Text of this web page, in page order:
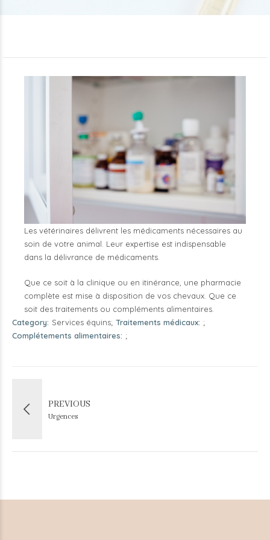
Les vétérinaires délivrent les médicaments nécessaires au
soin de votre animal. Leur expertise est indispensable
dans la délivrance de médicaments.
Que ce soit à la clinique ou en itinérance, une pharmacie
complète est mise à disposition de vos chevaux. Que ce
soit des traitements ou compléments alimentaires.
Category Services équins Traitements médicaux
Complétements alimentaires
PREVIOUS
Urgences